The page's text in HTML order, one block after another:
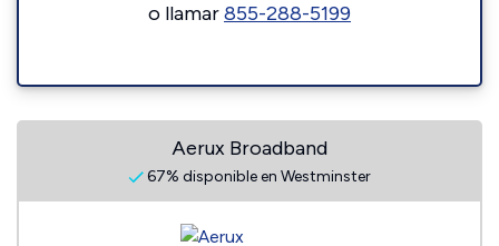
o llamar855-288-5199
Aerux Broadband
67% disponible en Westminster